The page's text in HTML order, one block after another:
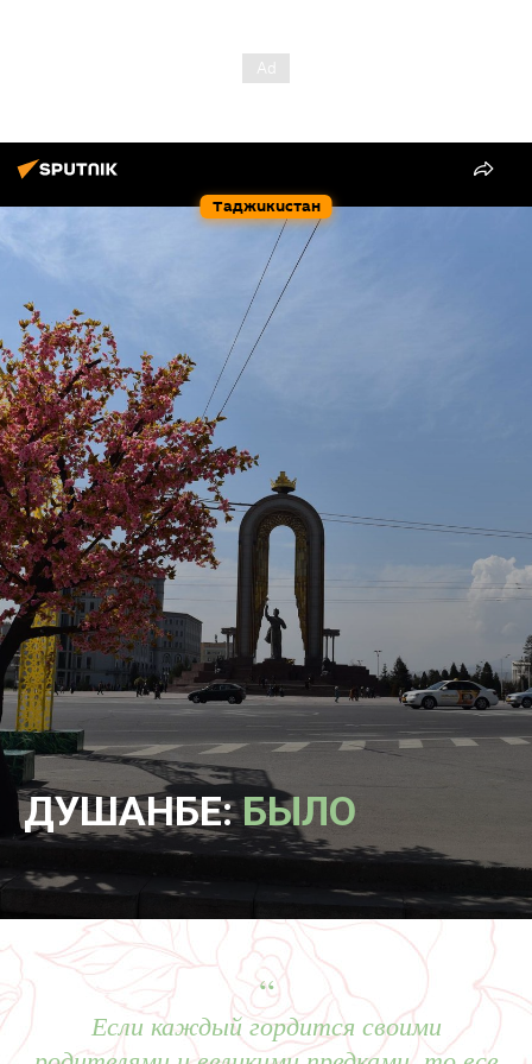
Таджикистан